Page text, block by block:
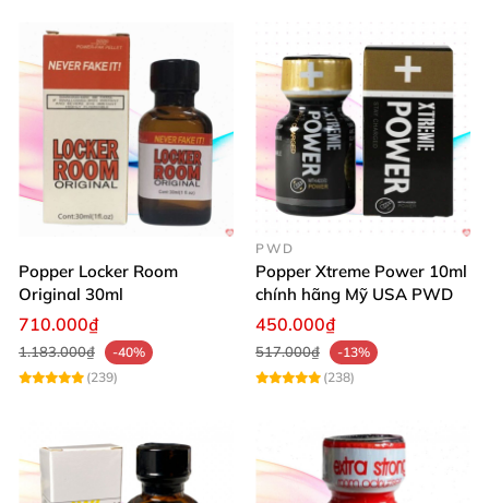
Popper Locker Room
Original 30ml
710.000₫
1.183.000₫
-40%
(239)
PWD
Popper Xtreme Power 10ml
chính hãng Mỹ USA PWD
450.000₫
517.000₫
-13%
(238)